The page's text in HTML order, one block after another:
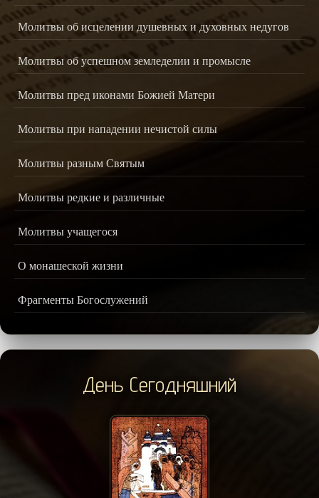
Молитвы об исцелении душевных и духовных недугов
Молитвы об успешном земледелии и промысле
Молитвы пред иконами Божией Матери
Молитвы при нападении нечистой силы
Молитвы разным Святым
Молитвы редкие и различные
Молитвы учащегося
О монашеской жизни
Фрагменты Богослужений
День Сегодняшний